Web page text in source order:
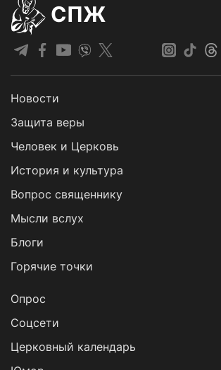
СПЖ
Новости
Защита веры
Человек и Церковь
История и культура
Вопрос священнику
Мысли вслух
Блоги
Горячие точки
Опрос
Cоцсети
Церковный календарь